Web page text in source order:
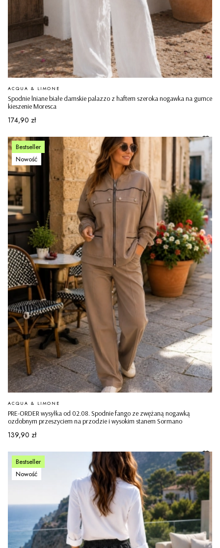
Spodnie lniane białe damskie palazzo z haftem szeroka nogawka na gumce
kieszenie Moresca
PRODUCENT
ACQUA & LIMONE
Cena
174,90 zł
Bestseller
Nowość
PRE-ORDER wysyłka od 02.08. Spodnie fango ze zwężaną nogawką
ozdobnym przeszyciem na przodzie i wysokim stanem Sormano
PRODUCENT
ACQUA & LIMONE
Cena
139,90 zł
Bestseller
Nowość